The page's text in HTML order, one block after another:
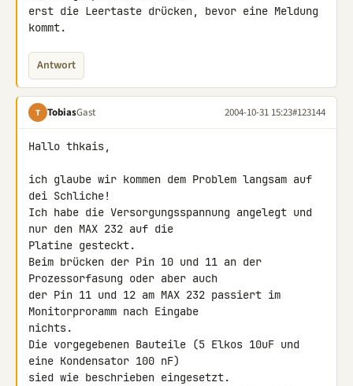
erst die Leertaste drücken, bevor eine Meldung
kommt.
Antwort
T TobiasGast 2004-10-31 15:23#123144
Hallo thkais,
ich glaube wir kommen dem Problem langsam auf
dei Schliche!
Ich habe die Versorgungsspannung angelegt und
nur den MAX 232 auf die
Platine gesteckt.
Beim brücken der Pin 10 und 11 an der
Prozessorfasung oder aber auch
der Pin 11 und 12 am MAX 232 passiert im
Monitorproramm nach Eingabe
nichts.
Die vorgegebenen Bauteile (5 Elkos 10uF und
eine Kondensator 100 nF)
sied wie beschrieben eingesetzt.